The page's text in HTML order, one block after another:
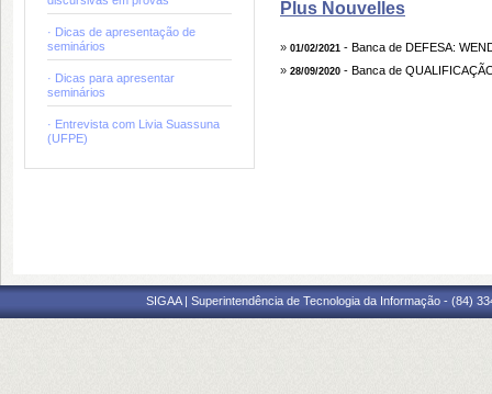
· Dicas de apresentação de
seminários
· Dicas para apresentar
seminários
· Entrevista com Livia Suassuna
(UFPE)
Plus Nouvelles
» 01/02/2021 - Banca de DEFESA:
» 28/09/2020 - Banca de
SIGAA | Superintendência de Tecnologia da Informação - (84)